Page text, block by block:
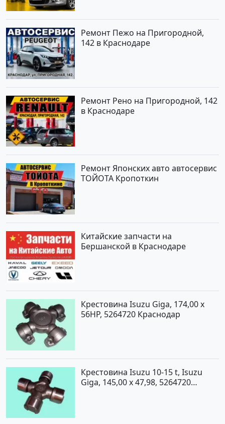
Ремонт Пежо на Пригородной,
142 в Краснодаре
Ремонт Рено на Пригородной, 142
в Краснодаре
Ремонт Японских авто автосервис
ТОЙОТА Кропоткин
Китайские запчасти на
Бершанской в Краснодаре
Крестовина Isuzu Giga, 174,00 x
56HP, 5264720 Краснодар
Крестовина Isuzu 10-15 t, Isuzu
Giga, 145,00 x 47,98, 5264720